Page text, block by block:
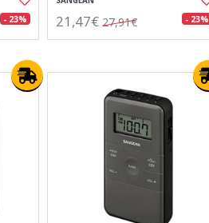
- 23% 21,47€ 27,91€ - 23%